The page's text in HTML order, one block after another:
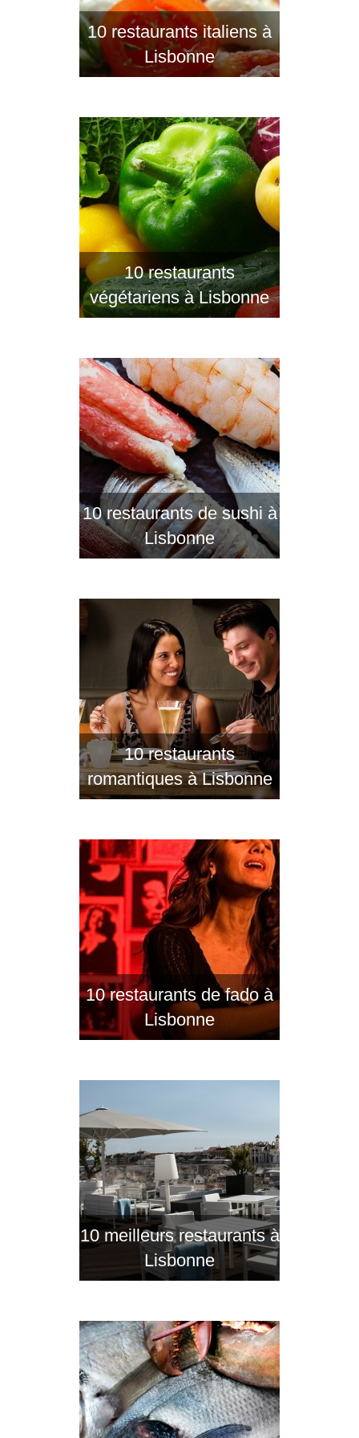
10 restaurants italiens à
Lisbonne
10 restaurants
végétariens à Lisbonne
10 restaurants de sushi à
Lisbonne
10 restaurants
romantiques à Lisbonne
10 restaurants de fado à
Lisbonne
10 meilleurs restaurants à
Lisbonne